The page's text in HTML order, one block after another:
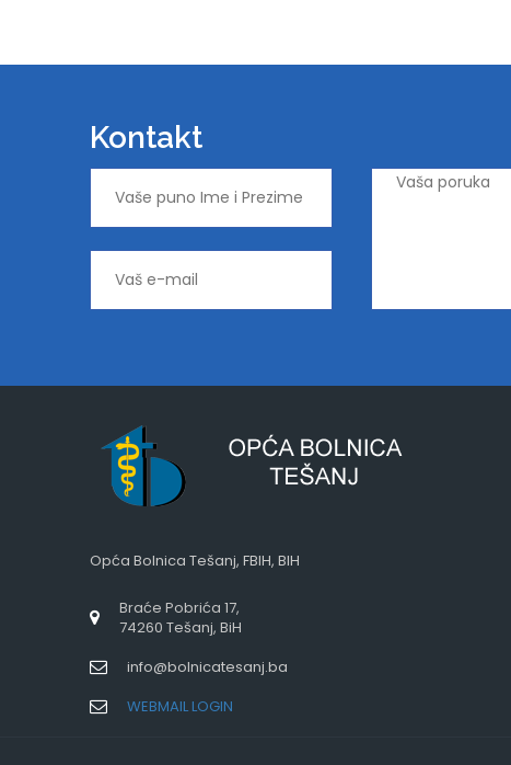
Kontakt
Opća Bolnica Tešanj, FBIH, BIH
Braće Pobrića 17,
74260 Tešanj, BiH
info@bolnicatesanj.ba
WEBMAIL LOGIN